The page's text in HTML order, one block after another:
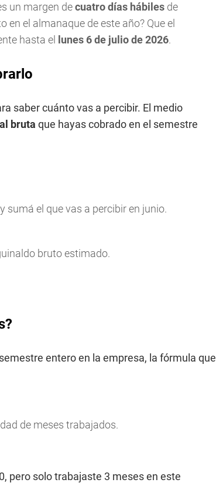
un margen decuatro días hábiles de
el almanaque de este año? Que el
hasta el
lunes 6 de julio de 2026.
saber cuánto vas a percibir. El medio
bruta que hayas cobrado en el semestre
sumá el que vas a percibir en junio.
bruto estimado.
entero en la empresa, la fórmula que
de meses trabajados.
pero solo trabajaste 3 meses en este